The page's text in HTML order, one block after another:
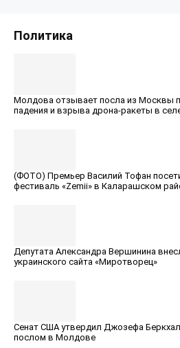
Политика
Молдова отзывает посла из Москвы
падения и взрыва дрона-ракеты в
(ФОТО) Премьер Вaсилий Тофан
фестиваль «Zemii» в Каларашском
Депутата Александра Вершинина
украинского сайта «Миротворец»
Сенат США утвердил Джозефа
послом в Молдове